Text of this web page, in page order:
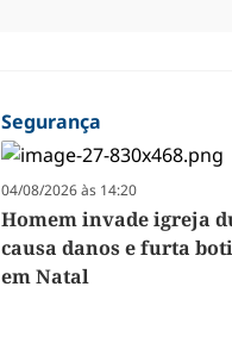
Segurança
04/08/2026 às 14:20
Homem invade igreja
causa danos e furta
em Natal